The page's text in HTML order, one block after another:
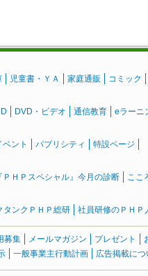
児童書・ＹＡ 家庭通販 コミック
DVD・ビデオ 通信教育 eラーニ
ベント パブリシティ 特設ページ
『ＰＨＰスペシャル』今月の診断 ここ
タンクＰＨＰ総研 社員研修のＰＨＰ
募集 メールマガジン プレゼント
一般事業主行動計画 広告掲載につ